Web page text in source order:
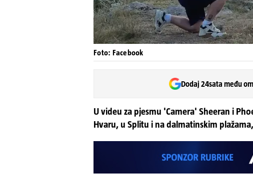
Foto: Facebook
Dodaj 24sata među
U videu za pjesmu 'Camera' Sheeran i
Hvaru, u Splitu i na dalmatinskim